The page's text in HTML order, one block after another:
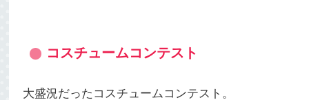
コスチュームコンテスト
大盛況だったコスチュームコンテスト。